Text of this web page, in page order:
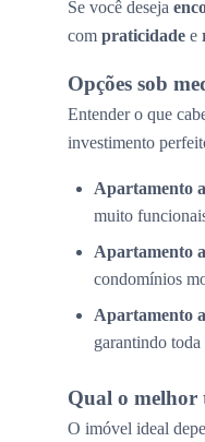
Se você deseja
com praticidade e
Opções sob
Entender o que
investimento
Apartamento
muito
Apartamento
condomínios
Apartamento
garantindo toda
Qual o melhor
O imóvel ideal